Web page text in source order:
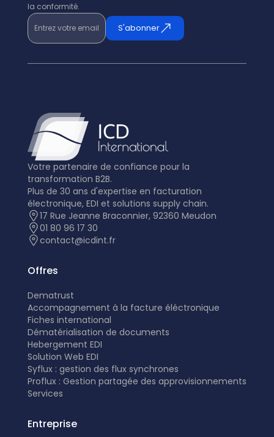
la conformité.
Entrez votre email S'abonner
Votre partenaire de confiance pour la
transformation B2B.
Plus de 30 ans d'expertise en facturation
électronique, EDI et solutions supply chain.
17 Rue Jeanne Braconnier, 92360 Meudon
01 80 96 17 30
contact@icdint.fr
Offres
Dematrust
Accompagnement à la facture éléctronique
Fiches international
Dématérialisation de documents
Hebergement EDI
Solution Web EDI
Syflux : gestion des flux synchrones
Proflux : Gestion partagée des approvisionnements
Services
Entreprise